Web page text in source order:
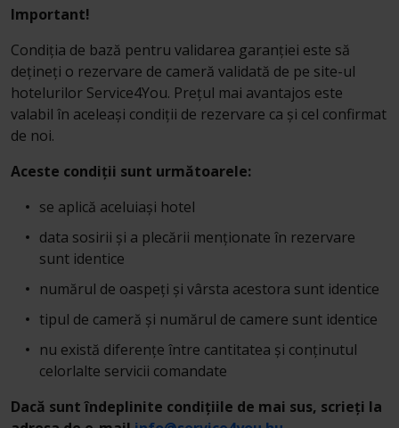
Important!
Condiția de bază pentru validarea garanției este să
dețineți o rezervare de cameră validată de pe site-ul
hotelurilor Service4You. Prețul mai avantajos este
valabil în aceleași condiții de rezervare ca și cel confirmat
de noi.
Aceste condiții sunt următoarele:
se aplică aceluiași hotel
data sosirii și a plecării menționate în rezervare
sunt identice
numărul de oaspeți și vârsta acestora sunt identice
tipul de cameră și numărul de camere sunt identice
nu există diferențe între cantitatea și conținutul
celorlalte servicii comandate
Dacă sunt îndeplinite condițiile de mai sus, scrieți la